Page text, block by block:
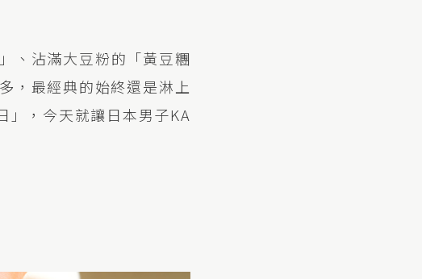
、沾滿大豆粉的「黃豆糰
，最經典的始終還是淋上
」，今天就讓日本男子KA